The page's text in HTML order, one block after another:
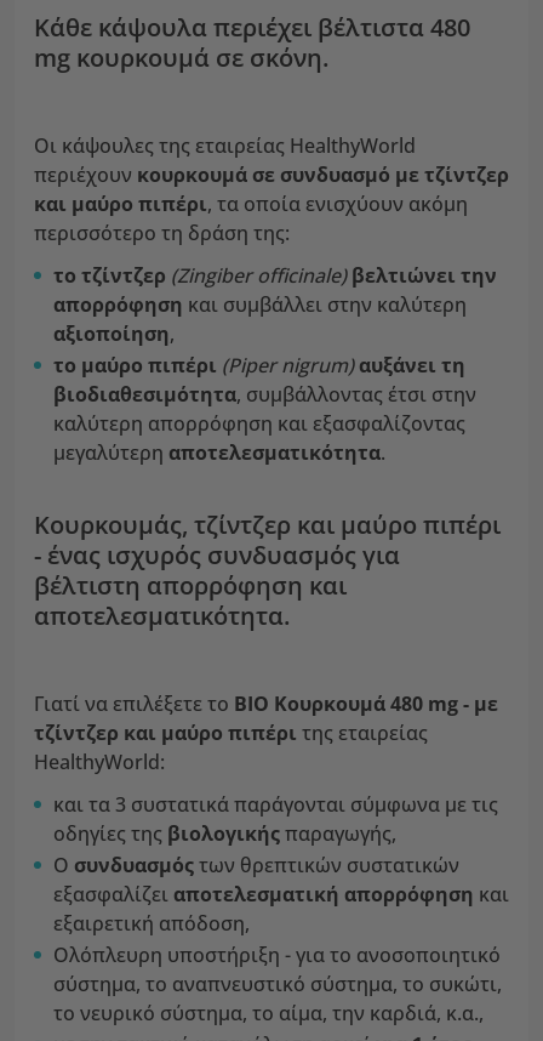
Κάθε κάψουλα περιέχει βέλτιστα 480
mg κουρκουμά σε σκόνη.
Οι κάψουλες της εταιρείας HealthyWorld
περιέχουν κουρκουμά σε συνδυασμό με τζίντζερ
και μαύρο πιπέρι, τα οποία ενισχύουν ακόμη
περισσότερο τη δράση της:
το τζίντζερ (Zingiber officinale) βελτιώνει την
απορρόφηση και συμβάλλει στην καλύτερη
αξιοποίηση,
το μαύρο πιπέρι (Piper nigrum) αυξάνει τη
βιοδιαθεσιμότητα, συμβάλλοντας έτσι στην
καλύτερη απορρόφηση και εξασφαλίζοντας
μεγαλύτερη αποτελεσματικότητα.
Κουρκουμάς, τζίντζερ και μαύρο πιπέρι
- ένας ισχυρός συνδυασμός για
βέλτιστη απορρόφηση και
αποτελεσματικότητα.
Γιατί να επιλέξετε το ΒΙΟ Κουρκουμά 480 mg - με
τζίντζερ και μαύρο πιπέρι της εταιρείας
HealthyWorld:
και τα 3 συστατικά παράγονται σύμφωνα με τις
οδηγίες της βιολογικήςπαραγωγής,
Ο συνδυασμόςτων θρεπτικών συστατικών
εξασφαλίζει αποτελεσματική απορρόφηση και
εξαιρετική απόδοση,
Ολόπλευρη υποστήριξη - για το ανοσοποιητικό
σύστημα, το αναπνευστικό σύστημα, το συκώτι,
το νευρικό σύστημα, το αίμα, την καρδιά, κ.α.,